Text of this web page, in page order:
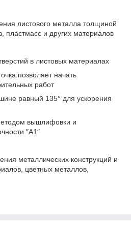
листового металла толщиной
пластмасс и других материалов
в листовых материалах
позволяет начать
работ
равный 135° для ускорения
вышлифовки и
″А1″
металлических конструкций и
цветных металлов,